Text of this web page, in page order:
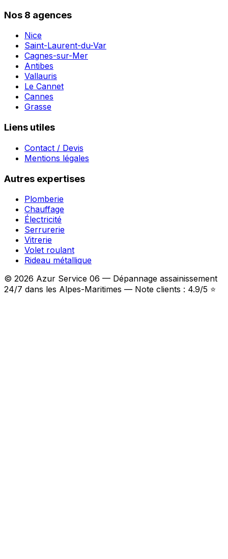
Nos 8 agences
Nice
Saint-Laurent-du-Var
Cagnes-sur-Mer
Antibes
Vallauris
Le Cannet
Cannes
Grasse
Liens utiles
Contact / Devis
Mentions légales
Autres expertises
Plomberie
Chauffage
Électricité
Serrurerie
Vitrerie
Volet roulant
Rideau métallique
© 2026 Azur Service 06 — Dépannage assainissement
24/7 dans les Alpes-Maritimes — Note clients : 4.9/5 ⭐